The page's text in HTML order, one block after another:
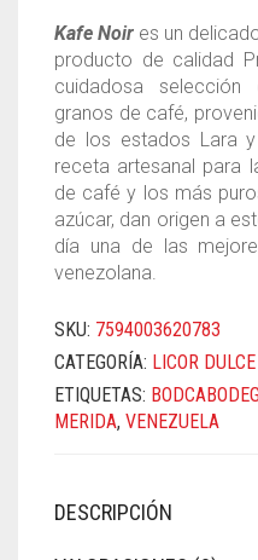
Kafe Noir es un
producto de calidad
cuidadosa
granos de café,
de los estados Lara
receta artesanal para
de café y los más
azúcar, dan origen a
día una de las
venezolana.
SKU: 7594003620783
CATEGORÍA: LICOR DULCE
ETIQUETAS:
MERIDA, VENEZUELA
DESCRIPCIÓN